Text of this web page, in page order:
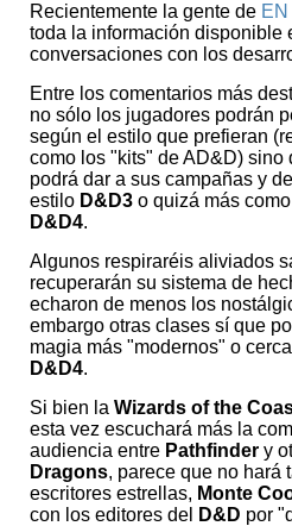
Recientemente la gente de
toda la información disponible
conversaciones con los
Entre los comentarios más
no sólo los jugadores podrán
según el estilo que prefieran
como los "kits" de AD&D)
podrá dar a sus campañas y
estilo D&D3 o quizá más
D&D4.
Algunos respiraréis aliviados
recuperarán su sistema de
echaron de menos los
embargo otras clases sí que
magia más "modernos" o
D&D4.
Si bien la Wizards of the
esta vez escuchará más la
audiencia entre Pathfinder y
Dragons, parece que no hará
escritores estrellas, Monte
con los editores del
D&D por